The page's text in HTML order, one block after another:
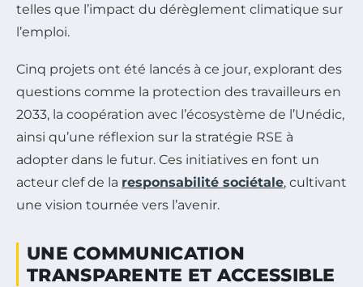
telles que l’impact du dérèglement climatique sur
l’emploi.
Cinq projets ont été lancés à ce jour, explorant des
questions comme la protection des travailleurs en
2033, la coopération avec l’écosystème de l’Unédic,
ainsi qu’une réflexion sur la stratégie RSE à
adopter dans le futur. Ces initiatives en font un
acteur clef de la responsabilité sociétale, cultivant
une vision tournée vers l’avenir.
UNE COMMUNICATION
TRANSPARENTE ET ACCESSIBLE